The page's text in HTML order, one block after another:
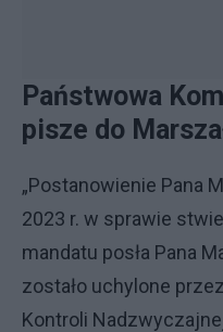
Państwowa
pisze do
„Postanowienie Pana
2023 r. w sprawie
mandatu posła Pana
zostało uchylone
Kontroli